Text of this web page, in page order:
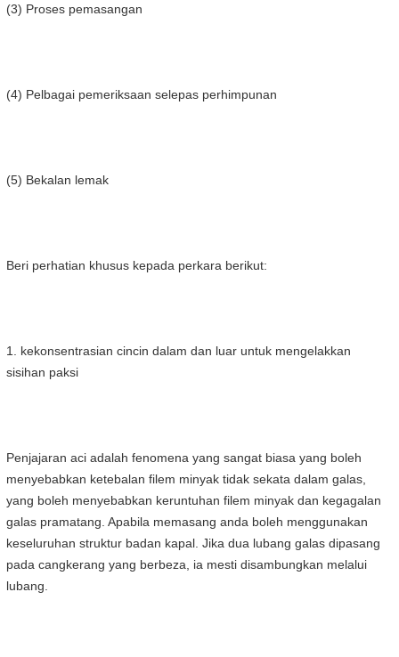
(3) Proses pemasangan
(4) Pelbagai pemeriksaan selepas perhimpunan
(5) Bekalan lemak
Beri perhatian khusus kepada perkara berikut:
1. kekonsentrasian cincin dalam dan luar untuk mengelakkan
sisihan paksi
Penjajaran aci adalah fenomena yang sangat biasa yang boleh
menyebabkan ketebalan filem minyak tidak sekata dalam galas,
yang boleh menyebabkan keruntuhan filem minyak dan kegagalan
galas pramatang. Apabila memasang anda boleh menggunakan
keseluruhan struktur badan kapal. Jika dua lubang galas dipasang
pada cangkerang yang berbeza, ia mesti disambungkan melalui
lubang.